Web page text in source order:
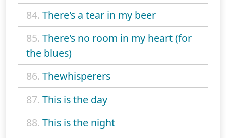
84. There's a tear in my beer
85. There's no room in my heart (for
the blues)
86. Thewhisperers
87. This is the day
88. This is the night